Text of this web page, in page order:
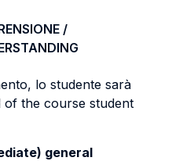
/
lo studente sarà
of the course student
general